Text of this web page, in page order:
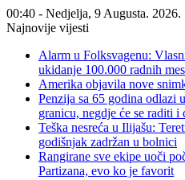
00:40 - Nedjelja, 9 Augusta. 2026.
Najnovije vijesti
Alarm u Folksvagenu:
ukidanje 100.000 radnih
Amerika objavila nove
Penzija sa 65 godina odlazi
granicu, negdje će se raditi i
Teška nesreća u Ilijašu:
godišnjak zadržan u bolnici
Rangirane sve ekipe uoči
Partizana, evo ko je favorit